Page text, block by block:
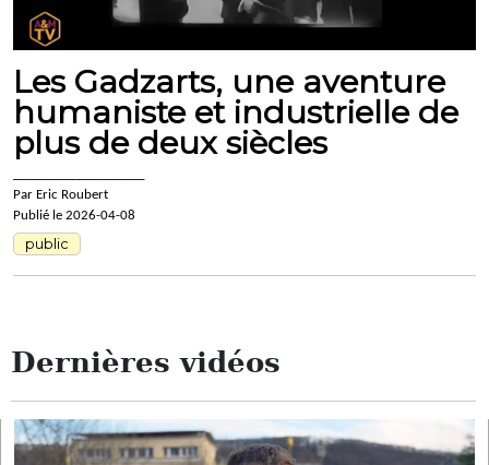
Les Gadzarts, une aventure
humaniste et industrielle de
plus de deux siècles
Par Eric Roubert
Publié le 2026-04-08
public
Dernières vidéos